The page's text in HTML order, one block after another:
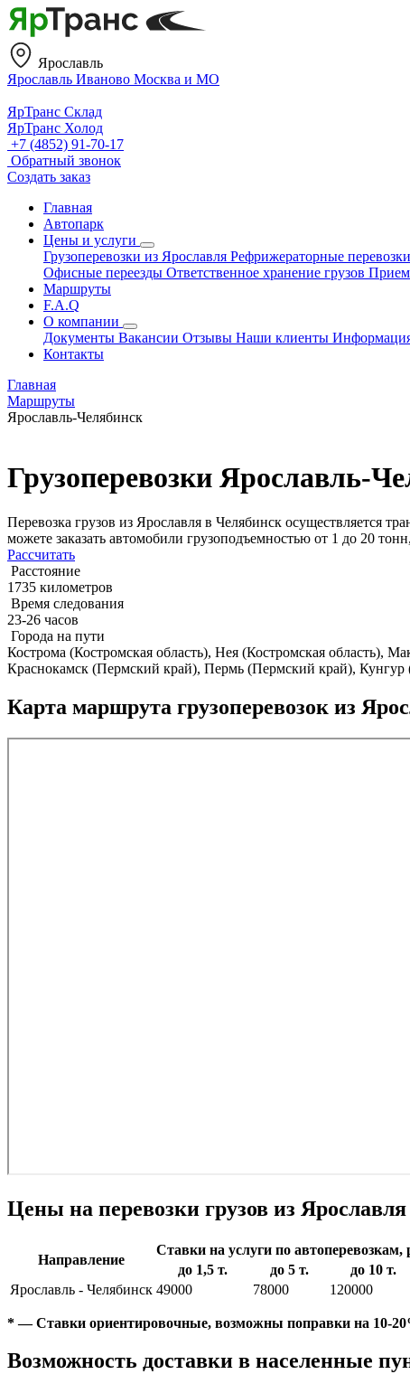
Ярославль
Ярославль Иваново Москва и МО
ЯрТранс Склад
ЯрТранс Холод
+7 (4852) 91-70-17
Обратный звонок
Создать заказ
Главная
Автопарк
Цены и услуги
Грузоперевозки из Ярославля Рефрижераторные перевозки
Офисные переезды Ответственное хранение грузов
Маршруты
F.A.Q
О компании
Документы Вакансии Отзывы Наши клиенты
Контакты
Главная
Маршруты
Ярославль-Челябинск
Грузоперевозки Ярославль-
Перевозка грузов из Ярославля в Челябинск осуществляется
можете заказать автомобили грузоподъемностью от 1 до 20
Рассчитать
Расстояние
1735 километров
Время следования
23-26 часов
Города на пути
Кострома (Костромская область), Нея (Костромская область),
Краснокамск (Пермский край), Пермь (Пермский край), Кунгур
Карта маршрута грузоперевозок из
Цены на перевозки грузов из
Направление
Ставки на услуги по
до 1,5 т.
до 5 т. до 10 т.
Ярославль - Челябинск 49000 78000 120000
* — Ставки ориентировочные, возможны поправки на 10-
Возможность доставки в населенные